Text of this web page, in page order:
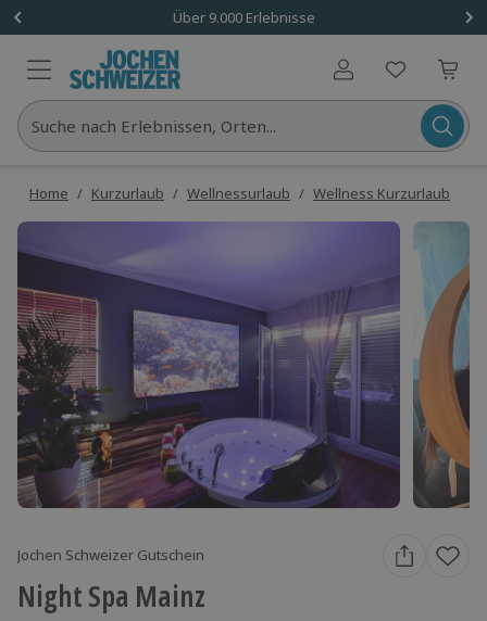
Über 9.000 Erlebnisse
Benutzerkonto
Suche nach Erlebnissen, Orten...
Home / Kurzurlaub / Wellnessurlaub / Wellness Kurzurlaub
Jochen Schweizer Gutschein
Night Spa Mainz